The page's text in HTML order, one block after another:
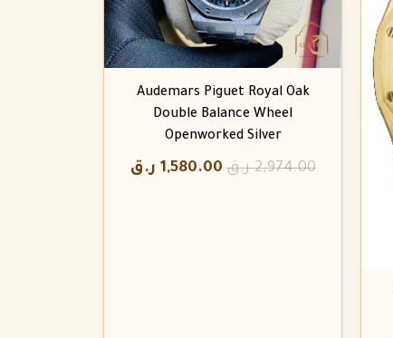
Audemars Piguet Royal Oak
Double Balance Wheel
Openworked Silver
2,974.00 ر.ق 1,580.00 ر.ق